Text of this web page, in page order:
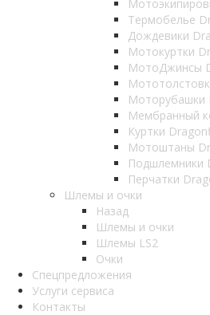
Термобелье
Дождевики
Мотокуртки
МотоДжинсы
Моторубашки
Мембранный
Куртки
Мотоштаны
Подшлемники
Перчатки
Шлемы и очки
Назад
Шлемы и очки
Шлемы LS2
Очки
Спецпредложения
Услуги сервиса
Контакты